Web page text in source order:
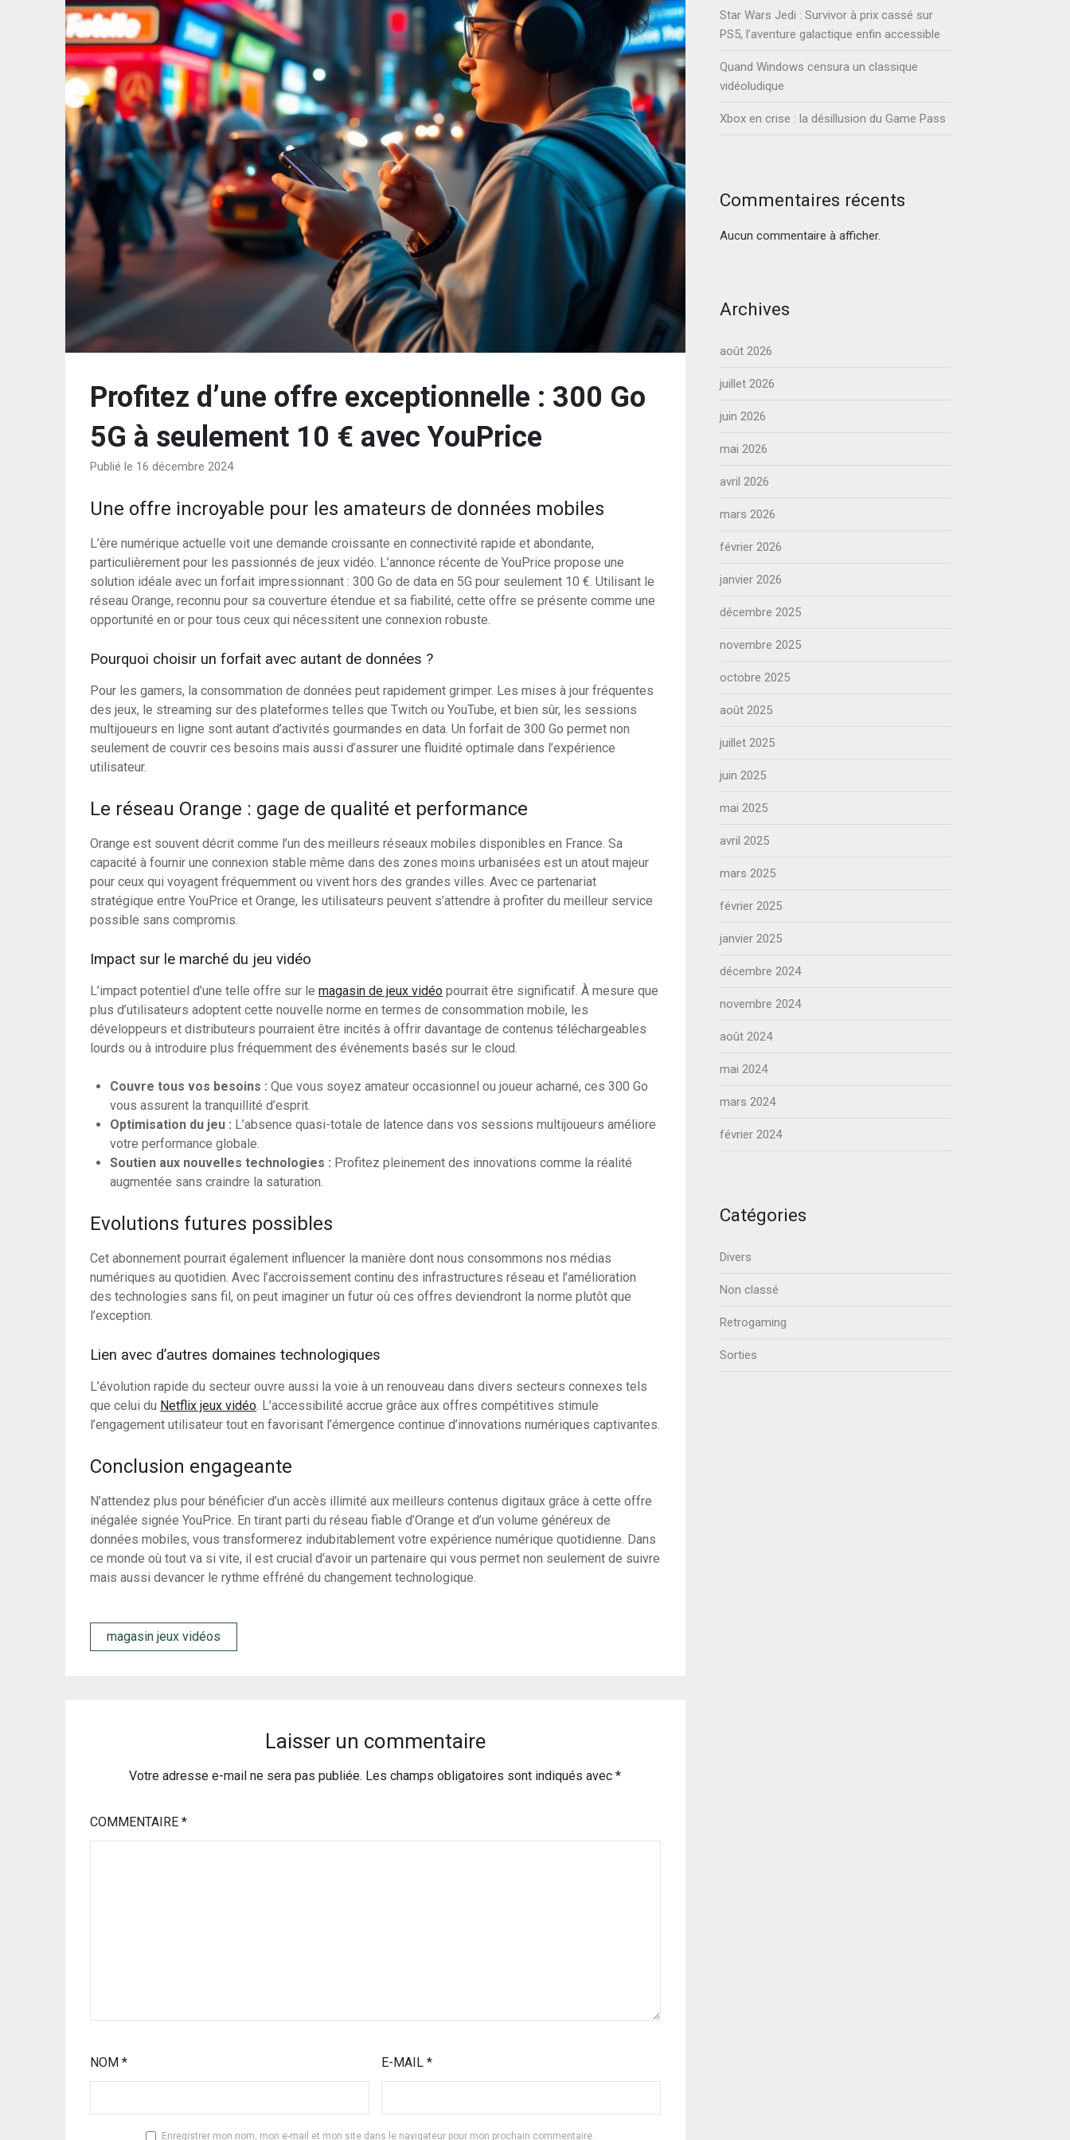
Profitez d’une offre exceptionnelle : 300 Go
5G à seulement 10 € avec YouPrice
Publié le 16 décembre 2024
Une offre incroyable pour les amateurs de données mobiles
L’ère numérique actuelle voit une demande croissante en connectivité rapide et abondante,
particulièrement pour les passionnés de jeux vidéo. L’annonce récente de YouPrice propose une
solution idéale avec un forfait impressionnant : 300 Go de data en 5G pour seulement 10 €. Utilisant le
réseau Orange, reconnu pour sa couverture étendue et sa fiabilité, cette offre se présente comme une
opportunité en or pour tous ceux qui nécessitent une connexion robuste.
Pourquoi choisir un forfait avec autant de données ?
Pour les gamers, la consommation de données peut rapidement grimper. Les mises à jour fréquentes
des jeux, le streaming sur des plateformes telles que Twitch ou YouTube, et bien sûr, les sessions
multijoueurs en ligne sont autant d’activités gourmandes en data. Un forfait de 300 Go permet non
seulement de couvrir ces besoins mais aussi d’assurer une fluidité optimale dans l’expérience
utilisateur.
Le réseau Orange : gage de qualité et performance
Orange est souvent décrit comme l’un des meilleurs réseaux mobiles disponibles en France. Sa
capacité à fournir une connexion stable même dans des zones moins urbanisées est un atout majeur
pour ceux qui voyagent fréquemment ou vivent hors des grandes villes. Avec ce partenariat
stratégique entre YouPrice et Orange, les utilisateurs peuvent s’attendre à profiter du meilleur service
possible sans compromis.
Impact sur le marché du jeu vidéo
L’impact potentiel d’une telle offre sur lemagasin de jeux vidéo pourrait être significatif. À mesure que
plus d’utilisateurs adoptent cette nouvelle norme en termes de consommation mobile, les
développeurs et distributeurs pourraient être incités à offrir davantage de contenus téléchargeables
lourds ou à introduire plus fréquemment des événements basés sur le cloud.
Couvre tous vos besoins : Que vous soyez amateur occasionnel ou joueur acharné, ces 300 Go
vous assurent la tranquillité d’esprit.
Optimisation du jeu : L’absence quasi-totale de latence dans vos sessions multijoueurs améliore
votre performance globale.
Soutien aux nouvelles technologies : Profitez pleinement des innovations comme la réalité
augmentée sans craindre la saturation.
Evolutions futures possibles
Cet abonnement pourrait également influencer la manière dont nous consommons nos médias
numériques au quotidien. Avec l’accroissement continu des infrastructures réseau et l’amélioration
des technologies sans fil, on peut imaginer un futur où ces offres deviendront la norme plutôt que
l’exception.
Lien avec d’autres domaines technologiques
L’évolution rapide du secteur ouvre aussi la voie à un renouveau dans divers secteurs connexes tels
que celui du Netflix jeux vidéo. L’accessibilité accrue grâce aux offres compétitives stimule
l’engagement utilisateur tout en favorisant l’émergence continue d’innovations numériques captivantes.
Conclusion engageante
N’attendez plus pour bénéficier d’un accès illimité aux meilleurs contenus digitaux grâce à cette offre
inégalée signée YouPrice. En tirant parti du réseau fiable d’Orange et d’un volume généreux de
données mobiles, vous transformerez indubitablement votre expérience numérique quotidienne. Dans
ce monde où tout va si vite, il est crucial d’avoir un partenaire qui vous permet non seulement de suivre
mais aussi devancer le rythme effréné du changement technologique.
magasin jeux vidéos
Laisser un commentaire
Votre adresse e-mail ne sera pas publiée. Les champs obligatoires sont indiqués avec*
COMMENTAIRE*
NOM* E-MAIL *
Enregistrer mon nom, mon e-mail et mon site dans le navigateur pour mon prochain commentaire.
Star Wars Jedi : Survivor à prix cassé sur
PS5, l’aventure galactique enfin accessible
Quand Windows censura un classique
vidéoludique
Xbox en crise : la désillusion du Game Pass
Commentaires récents
Aucun commentaire à afficher.
Archives
août 2026
juillet 2026
juin 2026
mai 2026
avril 2026
mars 2026
février 2026
janvier 2026
décembre 2025
novembre 2025
octobre 2025
août 2025
juillet 2025
juin 2025
mai 2025
avril 2025
mars 2025
février 2025
janvier 2025
décembre 2024
novembre 2024
août 2024
mai 2024
mars 2024
février 2024
Catégories
Divers
Non classé
Retrogaming
Sorties